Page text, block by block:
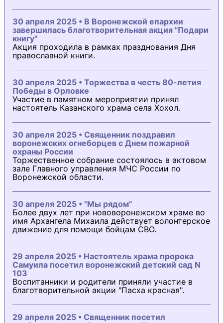
30 апреля 2025 • В Воронежской епархии
завершилась благотворительная акция "Подари
книгу"
Акция проходила в рамках празднования Дня
православной книги.
30 апреля 2025 • Торжества в честь 80-летия
Победы в Орловке
Участие в памятном мероприятии принял
настоятель Казанского храма села Хохол.
30 апреля 2025 • Священник поздравил
воронежских огнеборцев с Днем пожарной
охраны России
Торжественное собрание состоялось в актовом
зале Главного управления МЧС России по
Воронежской области.
30 апреля 2025 • "Мы рядом"
Более двух лет при нововоронежском храме во
имя Архангела Михаила действует волонтерское
движение для помощи бойцам СВО.
29 апреля 2025 • Настоятель храма пророка
Самуила посетил воронежский детский сад N
103
Воспитанники и родители приняли участие в
благотворительной акции "Пасха красная".
29 апреля 2025 • Священник посетил